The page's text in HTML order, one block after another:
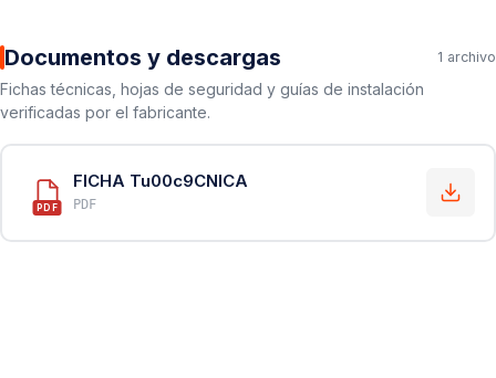
Documentos y descargas 1 archivo
Fichas técnicas, hojas de seguridad y guías de instalación
verificadas por el fabricante.
PDF
FICHA Tu00c9CNICA
PDF